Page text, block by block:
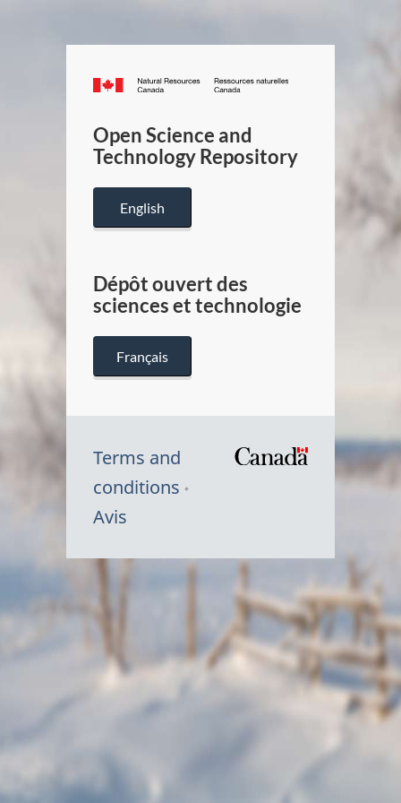
Canada.ca
/
Canada
Open Science and
Technology Repository
English
Dépôt ouvert des
sciences et technologie
Français
Terms and
conditions
Avis
Symbole
Canada